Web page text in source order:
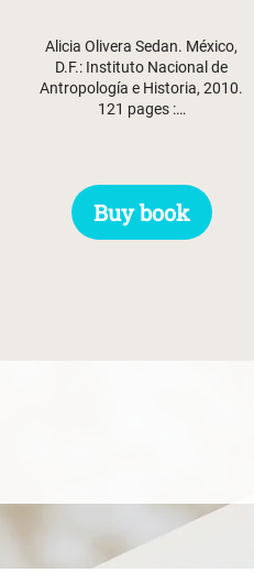
Alicia Olivera Sedan. México,
D.F.: Instituto Nacional de
Antropología e Historia, 2010.
121 pages :…
Buy book